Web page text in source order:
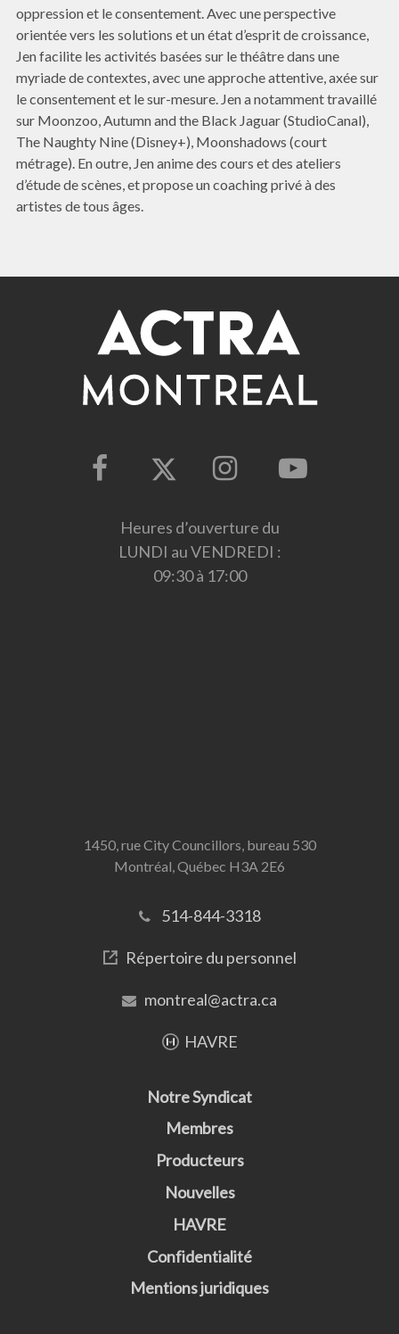
oppression et le consentement. Avec une perspective
orientée vers les solutions et un état d’esprit de croissance,
Jen facilite les activités basées sur le théâtre dans une
myriade de contextes, avec une approche attentive, axée sur
le consentement et le sur-mesure. Jen a notamment travaillé
sur Moonzoo, Autumn and the Black Jaguar (StudioCanal),
The Naughty Nine (Disney+), Moonshadows (court
métrage). En outre, Jen anime des cours et des ateliers
d’étude de scènes, et propose un coaching privé à des
artistes de tous âges.
Heures d’ouverture du
LUNDI au VENDREDI :
09:30 à 17:00
1450, rue City Councillors, bureau 530
Montréal, Québec H3A 2E6
514-844-3318
Répertoire du personnel
montreal@actra.ca
HAVRE
Notre Syndicat
Membres
Producteurs
Nouvelles
HAVRE
Confidentialité
Mentions juridiques